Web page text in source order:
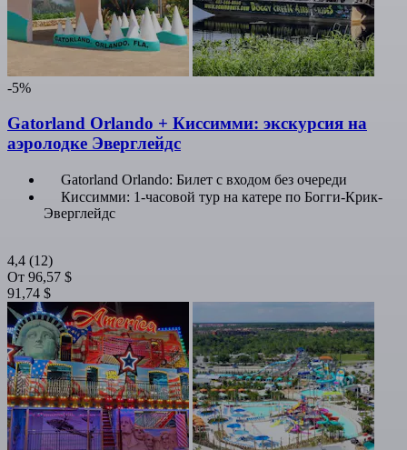
-5%
Gatorland Orlando + Киссимми: экскурсия на
аэролодке Эверглейдс
Gatorland Orlando: Билет с входом без очереди
Киссимми: 1-часовой тур на катере по Богги-Крик-
Эверглейдс
4,4 (12)
От 96,57 $
91,74 $